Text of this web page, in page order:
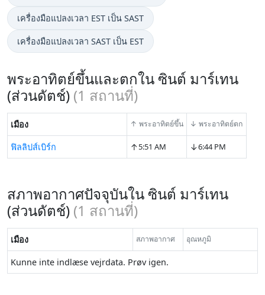
เครื่องมือแปลงเวลา EST เป็น SAST
เครื่องมือแปลงเวลา SAST เป็น EST
พระอาทิตย์ขึ้นและตกใน ซินต์ มาร์เทน
(ส่วนดัตช์) (1 สถานที่)
เมือง ↑ พระอาทิตย์ขึ้น ↓ พระอาทิตย์ตก
ฟิลลิปส์เบิร์ก ↑5:51 AM ↓6:44 PM
สภาพอากาศปัจจุบันใน ซินต์ มาร์เทน
(ส่วนดัตช์) (1 สถานที่)
เมือง สภาพอากาศ อุณหภูมิ
Kunne inte indlæse vejrdata. Prøv igen.